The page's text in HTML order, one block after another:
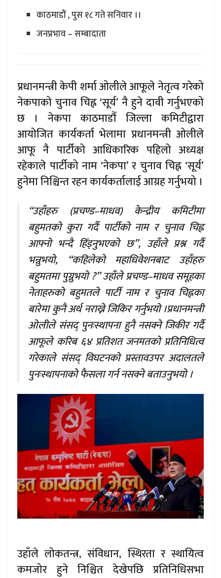
काठमाडौं , पुस १८ गते सनिवार ।।
जनप्रभाव – सम्बादाता
प्रधानमन्त्री केपी शर्मा ओलीले आफूले नेतृत्व गरेको
नेकपाको चुनाव चिह्न ‘सूर्य’ नै हुने दावी गर्नुभएको
छ । नेकपा काठमाडौँ जिल्ला कमिटीद्वारा
आयोजित कार्यकर्ता भेलामा प्रधानमन्त्री ओलीले
आफू नै पार्टीको आधिकारिक पहिलो अध्यक्ष
रहेकाले पार्टीको नाम ‘नेकपा’ र चुनाव चिह्न ‘सूर्य’
हुनेमा निश्चिन्त रहन कार्यकर्तालाई आग्रह गर्नुभयो ।
“उहाँहरु (प्रचण्ड–माधव) केन्द्रीय कमिटीमा
बहुमतको कुरा गर्दै पार्टीको नाम र चुनाव चिह्न
आफ्नो भन्दै हिँड्नुभएको छ”, उहाँले प्रश्न गर्दै
भन्नुभयो, “कहिलेको महाधिवेशनबाट उहाँहरु
बहुमतमा पुग्नुभयो ?” उहाँले प्रचण्ड–माधव समूहका
नेताहरुको बहुमतले पार्टी नाम र चुनाव चिह्नका
बारेमा कुनै अर्थ नराख्ने जिकिर गर्नुभयो ।प्रधानमन्त्री
ओलीले संसद् पुनःस्थापना हुनै नसक्ने जिकीर गर्दै
आफूले करिब ६४ प्रतिशत जनमतको प्रतिनिधित्व
गरेकाले संसद् विघटनको प्रस्तावउपर अदालतले
पुनःस्थापनाको फैसला गर्न नसक्ने बताउनुभयो ।
उहाँले लोकतन्त्र, संविधान, स्थिरता र स्थायित्व
कमजोर हुने निश्चित देखेपछि प्रतिनिधिसभा